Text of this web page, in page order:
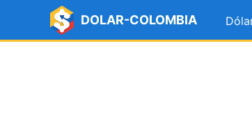
DOLAR-COLOMBIA